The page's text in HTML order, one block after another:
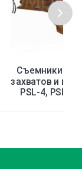
Съемники
захватов и
PSL-4, PSL-5,